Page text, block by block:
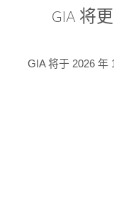
GIA 将
GIA 将于 2026 年